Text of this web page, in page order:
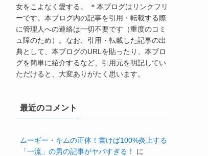
女をこよなく愛する。 ＊本ブログはリンクフリ
ーです。本ブログ内の記事を引用・転載する際
に管理人への連絡は一切不要です（重度のコミ
ュ障のため）。なお、引用・転載した記事の出
典として、本ブログのURLを貼ったり、本ブロ
グを簡単に紹介するなど、引用元を明記してい
ただけると、大変ありがたく思います。
最近のコメント
ムーギー・キムの正体！書けば100%炎上する
「一流」の男の記事がヤバすぎる！
に